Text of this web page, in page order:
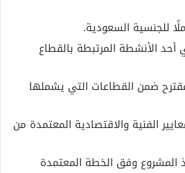
للجنسية السعودية.
الأنشطة المرتبطة بالقطاع
ضمن القطاعات التي يشملها
الفنية والاقتصادية المعتمدة من
المشروع وفق الخطة المعتمدة